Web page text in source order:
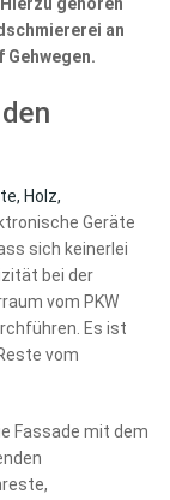
an
Gehwegen.
Holz,
Geräte
sich keinerlei
bei der
vom PKW
Es ist
vom
Fassade mit dem